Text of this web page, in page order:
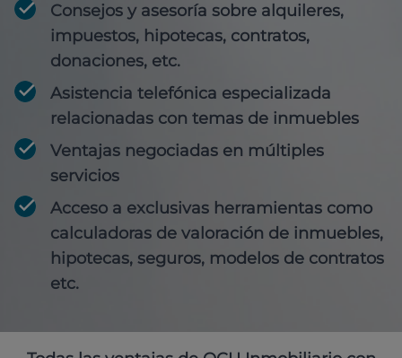
Consejos y asesoría sobre alquileres,
impuestos, hipotecas, contratos,
donaciones, etc.
Asistencia telefónica especializada
relacionadas con temas de inmuebles
Ventajas negociadas en múltiples
servicios
Acceso a exclusivas herramientas como
calculadoras de valoración de inmuebles,
hipotecas, seguros, modelos de contratos
etc.